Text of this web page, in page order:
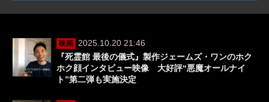
映画
2025.10.20 21:46
『死霊館 最後の儀式』製作ジェームズ・ワンのホク
ホク顔インタビュー映像 大好評“悪魔オールナイ
ト”第二弾も実施決定